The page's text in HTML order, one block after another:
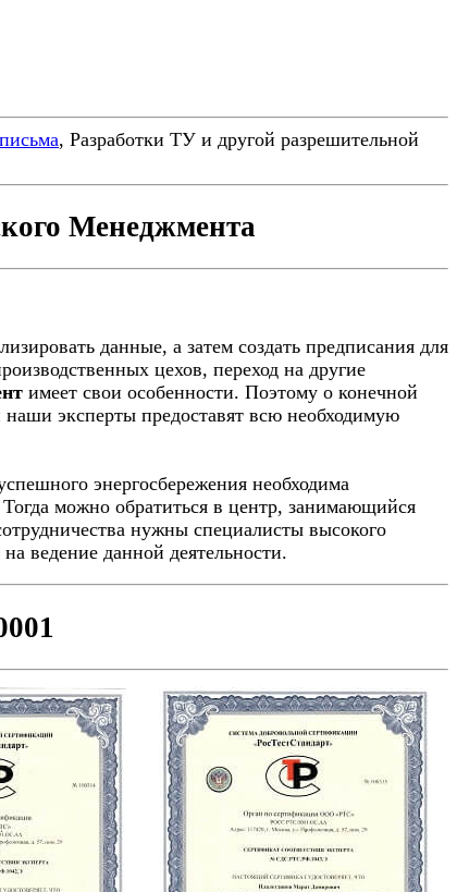
, Разработки ТУ и другой разрешительной
Менеджмента
данные, а затем создать предписания для
цехов, переход на другие
имеет свои особенности. Поэтому о конечной
наши эксперты предоставят всю необходимую
энергосбережения необходима
можно обратиться в центр, занимающийся
нужны специалисты высокого
ведение данной деятельности.